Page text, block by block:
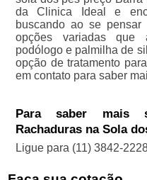
da Clinica Ideal e
buscando ao se
opções variadas que
podólogo e palmilha de
opção de tratamento
em contato para saber
Para saber mais
Rachaduras na Sola
Ligue para (11) 3842-